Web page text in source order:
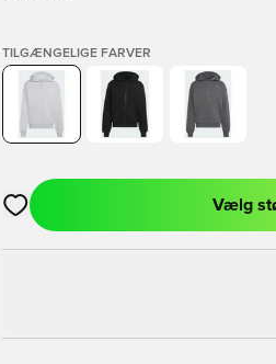
TILGÆNGELIGE FARVER
Åbner en Modal til at logge ind
Vælg